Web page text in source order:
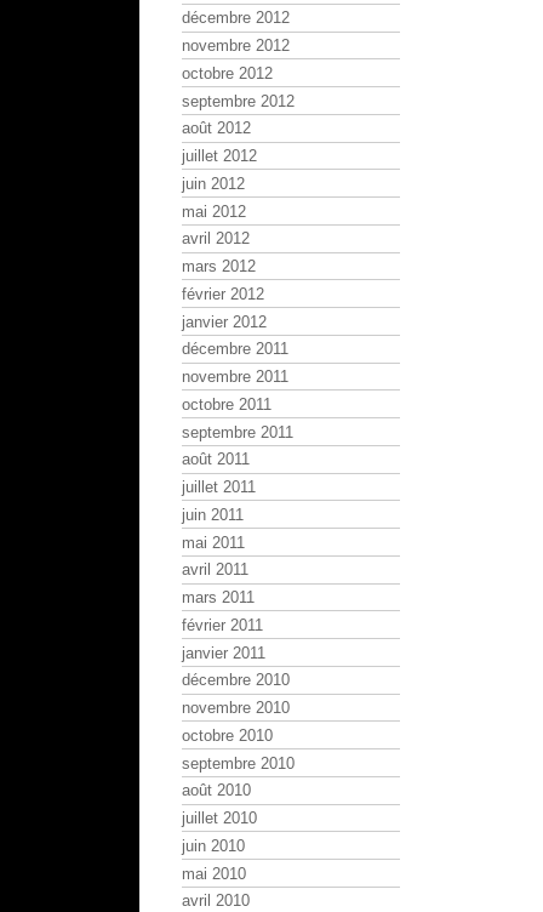
décembre 2012
novembre 2012
octobre 2012
septembre 2012
août 2012
juillet 2012
juin 2012
mai 2012
avril 2012
mars 2012
février 2012
janvier 2012
décembre 2011
novembre 2011
octobre 2011
septembre 2011
août 2011
juillet 2011
juin 2011
mai 2011
avril 2011
mars 2011
février 2011
janvier 2011
décembre 2010
novembre 2010
octobre 2010
septembre 2010
août 2010
juillet 2010
juin 2010
mai 2010
avril 2010